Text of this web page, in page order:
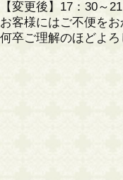
【変更後】17：30～
お客様にはご不便をお
何卒ご理解のほどよろ